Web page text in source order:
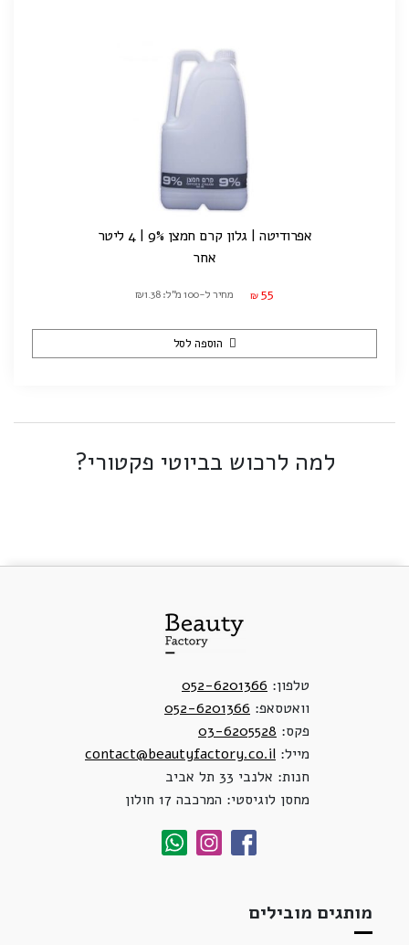
אפרודיטה | גלון קרם חמצן 9% | 4 ליטר
אחר
₪ 55 מחיר ל-100 מ"ל: ₪1.38
הוספה לסל
למה לרכוש בביוטי פקטורי?
טלפון: 052-6201366
וואטסאפ: 052-6201366
פקס: 03-6205528
מייל: contact@beautyfactory.co.il
חנות: אלנבי 33 תל אביב
מחסן לוגיסטי: המרכבה 17 חולון
מותגים מובילים